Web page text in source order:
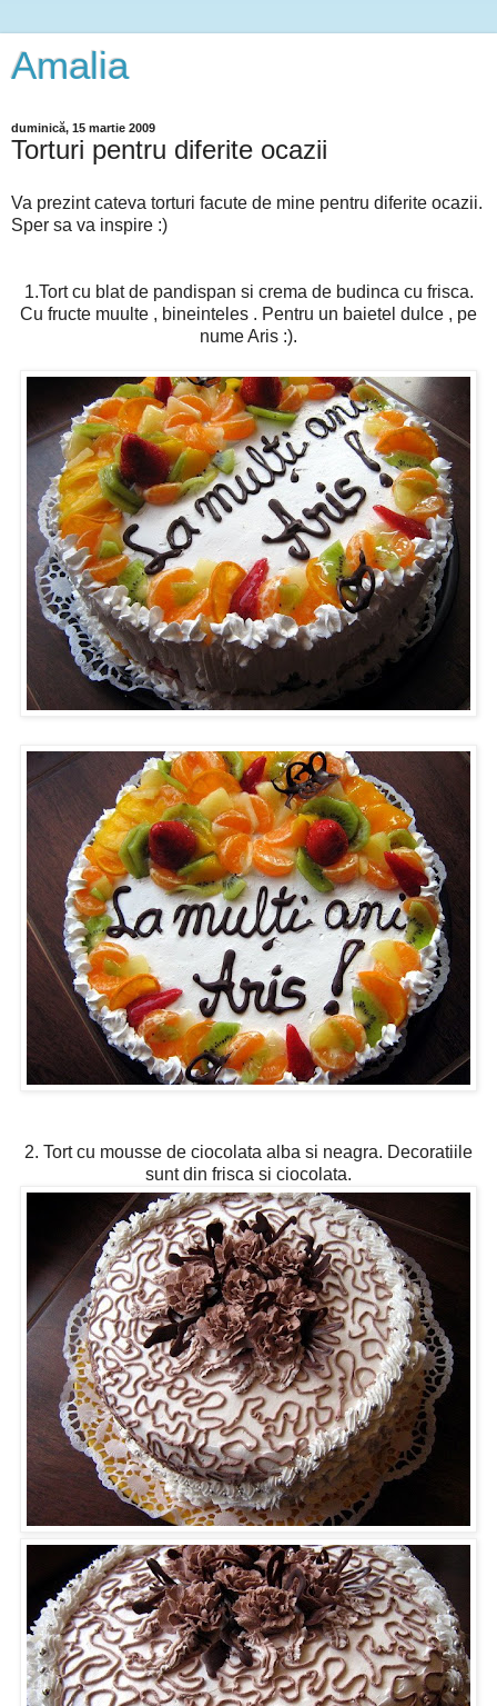
Amalia
duminică, 15 martie 2009
Torturi pentru diferite ocazii
Va prezint cateva torturi facute de mine pentru diferite ocazii.
Sper sa va inspire :)
1.Tort cu blat de pandispan si crema de budinca cu frisca.
Cu fructe muulte , bineinteles . Pentru un baietel dulce , pe
nume Aris :).
2. Tort cu mousse de ciocolata alba si neagra. Decoratiile
sunt din frisca si ciocolata.